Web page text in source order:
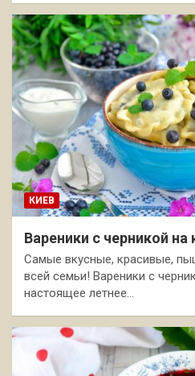
КИЕВ
Вареники с черникой на
Самые вкусные, красивые,
всей семьи! Вареники с
настоящее летнее…